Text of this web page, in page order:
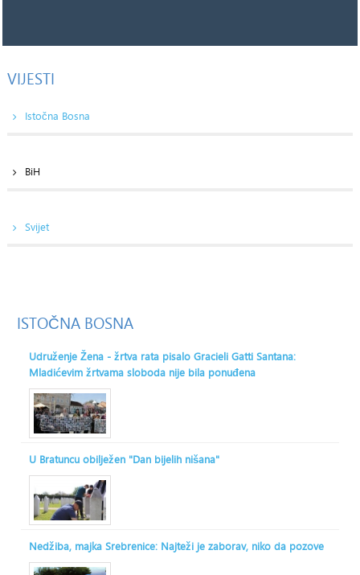
VIJESTI
Istočna Bosna
BiH
Svijet
ISTOČNA BOSNA
Udruženje Žena - žrtva rata pisalo Gracieli Gatti Santana:
Mladićevim žrtvama sloboda nije bila ponuđena
U Bratuncu obilježen "Dan bijelih nišana"
Nedžiba, majka Srebrenice: Najteži je zaborav, niko da pozove